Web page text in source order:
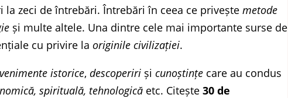
zeci de întrebări. Întrebări în ceea ce privește metode
și multe altele. Una dintre cele mai importante surse de
cu privire la originile civilizației.
istorice, descoperiri și cunoștințe care au condus
spirituală, tehnologică etc. Citește 30 de